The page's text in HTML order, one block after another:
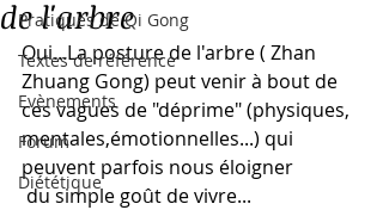
Pratiques de Qi Gong
Textes de référence
Evènements
Forum
Diététique
de l'arbre
Oui...La posture de l'arbre ( Zhan
Zhuang Gong) peut venir à bout de
ces vagues de "déprime" (physiques,
mentales,émotionnelles...) qui
peuvent parfois nous éloigner
du simple goût de vivre...